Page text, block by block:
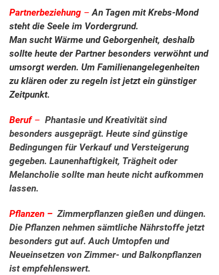
Partnerbeziehung –An Tagen mit Krebs-Mond
steht die Seele im Vordergrund.
Man sucht Wärme und Geborgenheit, deshalb
sollte heute der Partner besonders verwöhnt und
umsorgt werden. Um Familienangelegenheiten
zu klären oder zu regeln ist jetzt ein günstiger
Zeitpunkt.
Beruf– Phantasie und Kreativität sind
besonders ausgeprägt. Heute sind günstige
Bedingungen für Verkauf und Versteigerung
gegeben. Launenhaftigkeit, Trägheit oder
Melancholie sollte man heute nicht aufkommen
lassen.
Pflanzen – Zimmerpflanzen gießen unddüngen.
Die Pflanzen nehmen sämtliche Nährstoffe jetzt
besonders gut auf. Auch Umtopfen und
Neueinsetzen von Zimmer- und Balkonpflanzen
ist empfehlenswert.